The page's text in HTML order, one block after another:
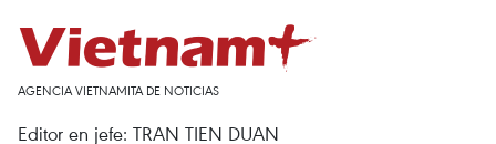
AGENCIA VIETNAMITA DE NOTICIAS
Editor en jefe: TRAN TIEN DUAN